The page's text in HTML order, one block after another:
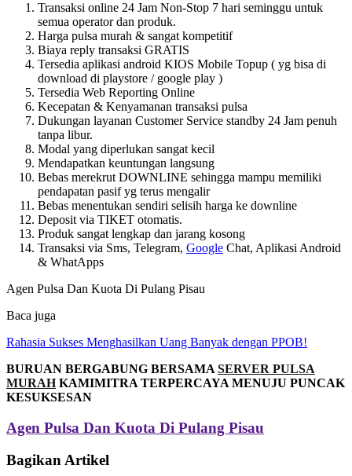
Transaksi online 24 Jam Non-Stop 7 hari seminggu untuk
semua operator dan produk.
Harga pulsa murah & sangat kompetitif
Biaya reply transaksi GRATIS
Tersedia aplikasi android KIOS Mobile Topup ( yg bisa di
download di playstore / google play )
Tersedia Web Reporting Online
Kecepatan & Kenyamanan transaksi pulsa
Dukungan layanan Customer Service standby 24 Jam penuh
tanpa libur.
Modal yang diperlukan sangat kecil
Mendapatkan keuntungan langsung
Bebas merekrut DOWNLINE sehingga mampu memiliki
pendapatan pasif yg terus mengalir
Bebas menentukan sendiri selisih harga ke downline
Deposit via TIKET otomatis.
Produk sangat lengkap dan jarang kosong
Transaksi via Sms, Telegram, Google Chat, Aplikasi Android
& WhatApps
Agen Pulsa Dan Kuota Di Pulang Pisau
Baca juga
Rahasia Sukses Menghasilkan Uang Banyak dengan PPOB!
BURUAN BERGABUNG BERSAMA SERVER PULSA
MURAHKAMIMITRA TERPERCAYA MENUJU PUNCAK
KESUKSESAN
Agen Pulsa Dan Kuota Di Pulang Pisau
Bagikan Artikel